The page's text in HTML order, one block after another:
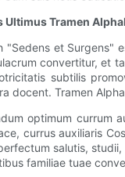
Ultimus Tramen
"Sedens et Surgens"
convertitur, et
subtilis
docent. Tramen
optimum currum
currus auxiliaris
salutis,
familiae tuae